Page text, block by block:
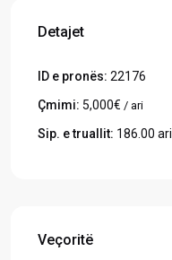
Detajet
ID e pronës: 22176
Çmimi: 5,000€ / ari
Sip. e truallit: 186.00 ari
Veçoritë